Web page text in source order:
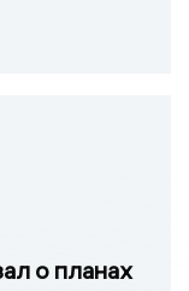
о планах